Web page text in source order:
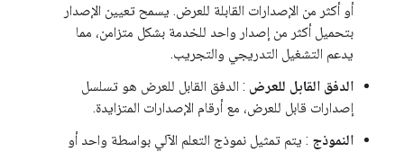
أو أكثر من الإصدارات القابلة للعرض. يسمح تعيين الإصدار
بتحميل أكثر من إصدار واحد للخدمة بشكل متزامن، مما
يدعم التشغيل التدريجي والتجريب.
الدفق القابل للعرض : الدفق القابل للعرض هو تسلسل
إصدارات قابل للعرض، مع أرقام الإصدارات المتزايدة.
النموذج : يتم تمثيل نموذج التعلم الآلي بواسطة واحد أو